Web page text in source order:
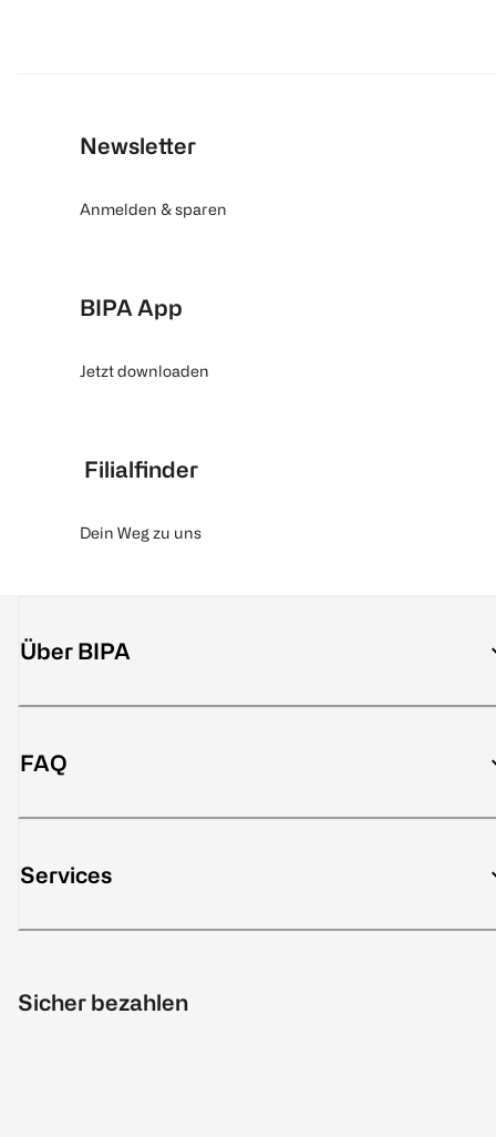
Newsletter
Anmelden & sparen
BIPA App
Jetzt downloaden
Filialfinder
Dein Weg zu uns
Über BIPA
FAQ
Services
Sicher bezahlen